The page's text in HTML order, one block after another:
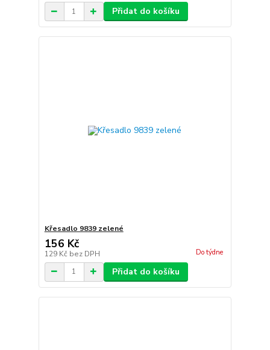
Přidat do košíku
Křesadlo 9839 zelené
156 Kč
129 Kč bez DPH Do týdne
Přidat do košíku